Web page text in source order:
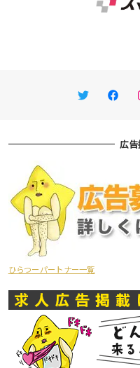
Twitter
広
ひらつーパートナー一覧